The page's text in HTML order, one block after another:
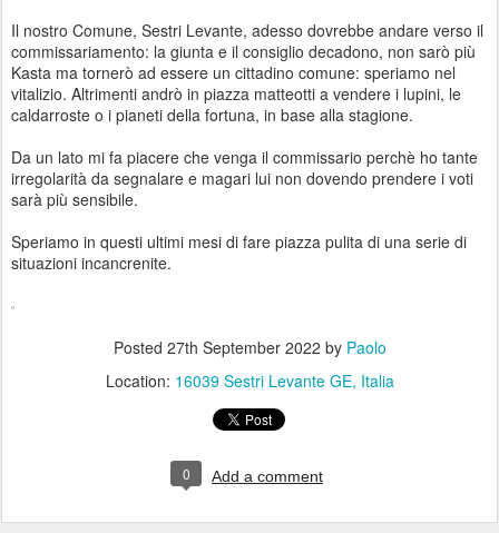
Il nostro Comune, Sestri Levante, adesso dovrebbe andare verso il
commissariamento: la giunta e il consiglio decadono, non sarò più
Kasta ma tornerò ad essere un cittadino comune: speriamo nel
vitalizio. Altrimenti andrò in piazza matteotti a vendere i lupini, le
caldarroste o i pianeti della fortuna, in base alla stagione.
Da un lato mi fa piacere che venga il commissario perchè ho tante
irregolarità da segnalare e magari lui non dovendo prendere i voti
sarà più sensibile.
Speriamo in questi ultimi mesi di fare piazza pulita di una serie di
situazioni incancrenite.
Posted 27th September 2022 by Paolo
Location: 16039 Sestri Levante GE, Italia
0 Add a comment